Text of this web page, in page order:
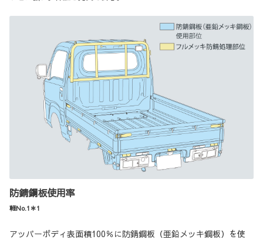
防錆鋼板使用率
軽No.1＊1
アッパーボディ表面積100％に防錆鋼板（亜鉛メッキ鋼板）を使